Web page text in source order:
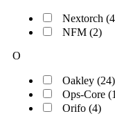
Nextorch
NFM (2)
O
Oakley (24)
Ops-Core
Orifo (4)